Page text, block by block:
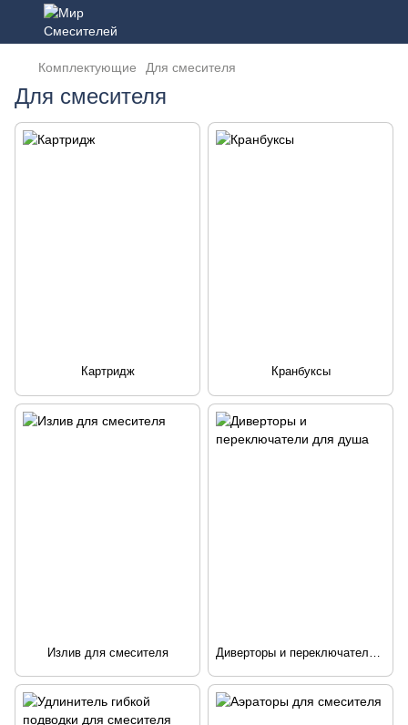
Комплектующие Для смесителя
Для смесителя
Картридж Кранбуксы
Излив для смесителя